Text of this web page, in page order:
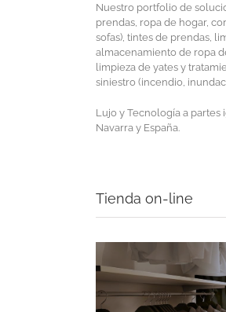
Nuestro portfolio de
prendas, ropa de hogar,
sofas), tintes de prendas,
almacenamiento de ropa
limpieza de yates y
siniestro (incendio,
Lujo y Tecnología a
Navarra y España.
Tienda on-line